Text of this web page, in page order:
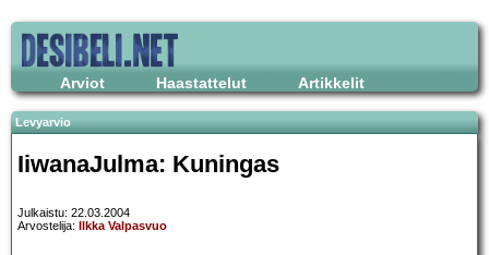
Arviot Haastattelut Artikkelit
Levyarvio
IiwanaJulma: Kuningas
Julkaistu: 22.03.2004
Arvostelija:
Ilkka Valpasvuo